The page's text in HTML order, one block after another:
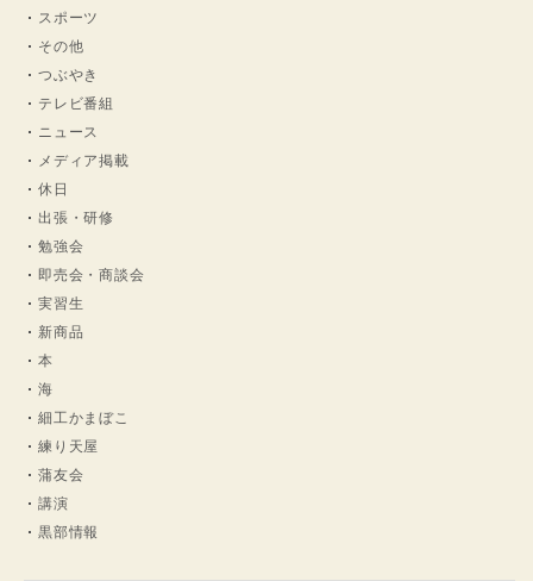
スポーツ
その他
つぶやき
テレビ番組
ニュース
メディア掲載
休日
出張・研修
勉強会
即売会・商談会
実習生
新商品
本
海
細工かまぼこ
練り天屋
蒲友会
講演
黒部情報